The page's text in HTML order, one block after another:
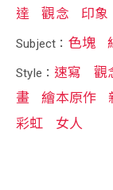
達
觀念 印象
Subject： 色塊
Style： 速寫 觀
畫
繪本原作
彩虹
女人